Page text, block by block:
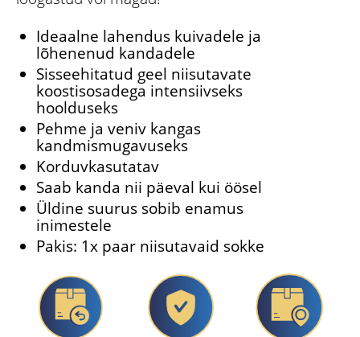
Ideaalne lahendus kuivadele ja
lõhenenud kandadele
Sisseehitatud geel niisutavate
koostisosadega intensiivseks
hoolduseks
Pehme ja veniv kangas
kandmismugavuseks
Korduvkasutatav
Saab kanda nii päeval kui öösel
Üldine suurus sobib enamus
inimestele
Pakis: 1x paar niisutavaid sokke